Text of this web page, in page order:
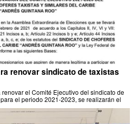
renovar sindicato de taxistas
el Comité Ejecutivo del sindicato de
el periodo 2021-2023, se realizarán el